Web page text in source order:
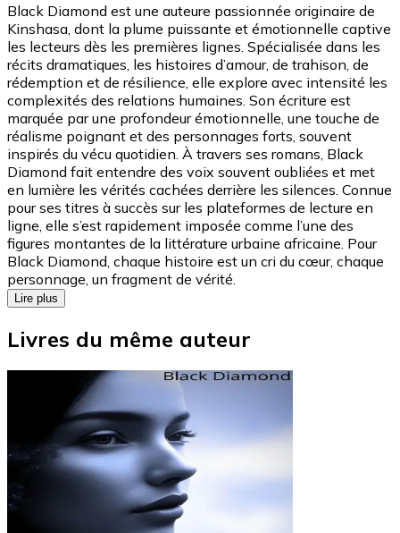
Black Diamond est une auteure passionnée originaire de
Kinshasa, dont la plume puissante et émotionnelle captive
les lecteurs dès les premières lignes. Spécialisée dans les
récits dramatiques, les histoires d’amour, de trahison, de
rédemption et de résilience, elle explore avec intensité les
complexités des relations humaines. Son écriture est
marquée par une profondeur émotionnelle, une touche de
réalisme poignant et des personnages forts, souvent
inspirés du vécu quotidien. À travers ses romans, Black
Diamond fait entendre des voix souvent oubliées et met
en lumière les vérités cachées derrière les silences. Connue
pour ses titres à succès sur les plateformes de lecture en
ligne, elle s’est rapidement imposée comme l’une des
figures montantes de la littérature urbaine africaine. Pour
Black Diamond, chaque histoire est un cri du cœur, chaque
personnage, un fragment de vérité.
Lire plus
Livres du même auteur